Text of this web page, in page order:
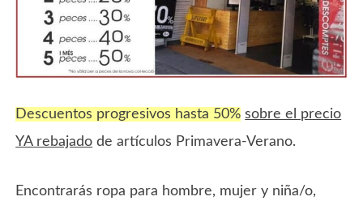
Descuentos progresivos hasta 50% sobre el precio
YA rebajado de artículos Primavera-Verano.
Encontrarás ropa para hombre, mujer y niña/o,